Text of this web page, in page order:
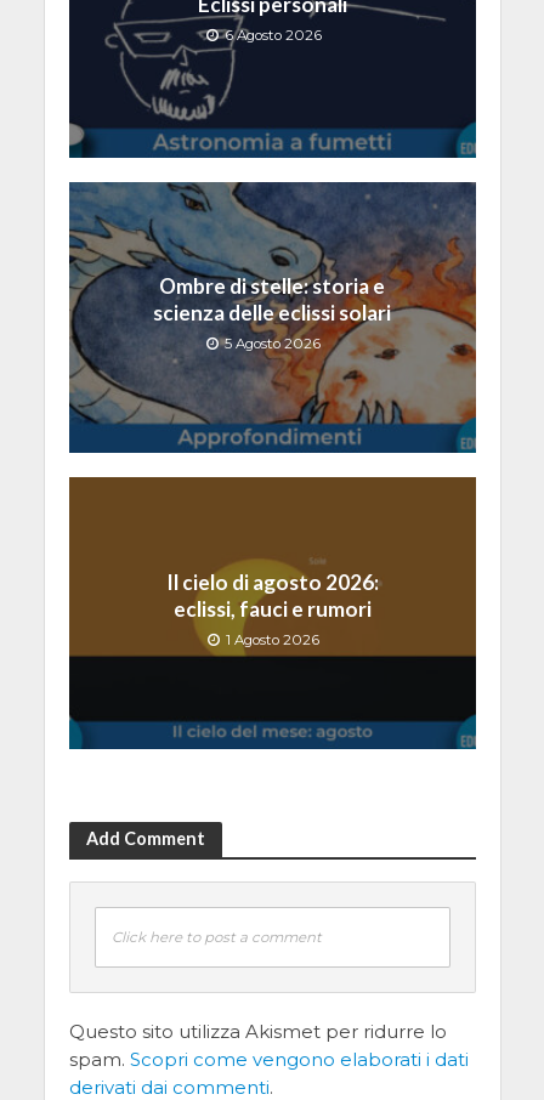
6 Agosto 2026
Ombre di stelle: storia e
scienza delle eclissi solari
5 Agosto 2026
Il cielo di agosto 2026:
eclissi, fauci e rumori
1 Agosto 2026
Add Comment
Click here to post a comment
Questo sito utilizza Akismet per ridurre lo
spam. Scopri come vengono elaborati i dati
derivati dai commenti.